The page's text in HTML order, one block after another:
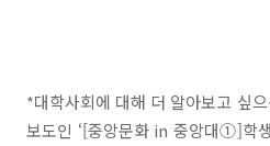
*대학사회에 대해 더 알아보고 싶
보도인 ‘[중앙문화 in 중앙대①]학